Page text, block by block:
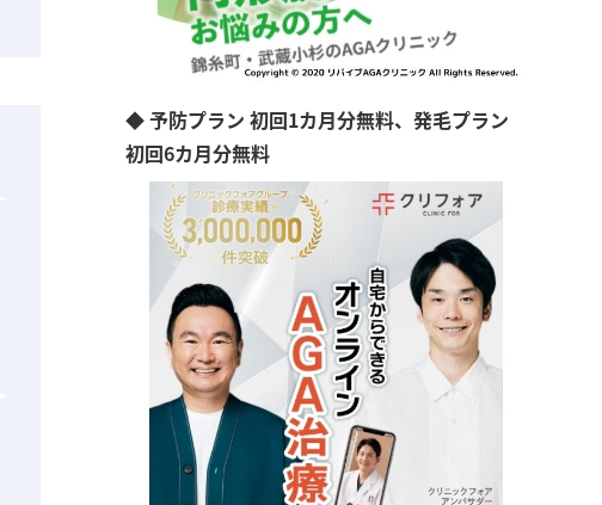
◆ 予防プラン 初回1カ月分無料、発毛プラン
初回6カ月分無料